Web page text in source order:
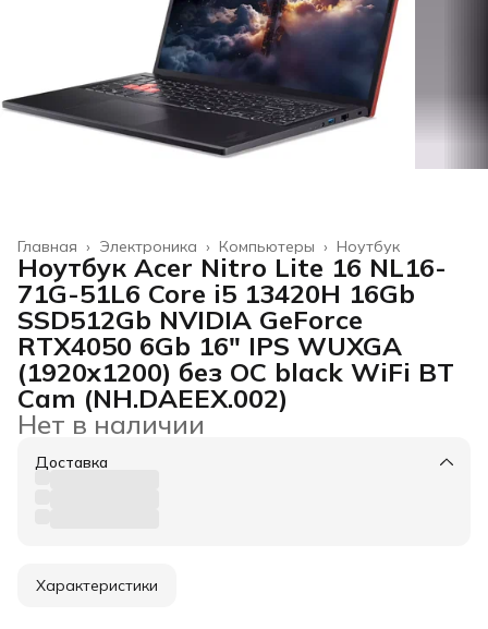
Ноутбук
Компьютеры ›
Электроника ›
Главная ›
Ноутбук Acer Nitro Lite 16 NL16-
71G-51L6 Core i5 13420H 16Gb
SSD512Gb NVIDIA GeForce
RTX4050 6Gb 16" IPS WUXGA
(1920x1200) без ОС black WiFi BT
Cam (NH.DAEEX.002)
Нет в наличии
Доставка
Характеристики